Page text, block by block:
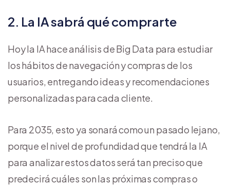
2. La IA sabrá qué comprarte
Hoy la IA hace análisis de Big Data para estudiar
los hábitos de navegación y compras de los
usuarios, entregando ideas y recomendaciones
personalizadas para cada cliente.
Para 2035, esto ya sonará como un pasado lejano,
porque el nivel de profundidad que tendrá la IA
para analizar estos datos será tan preciso que
predecirá cuáles son las próximas compras o